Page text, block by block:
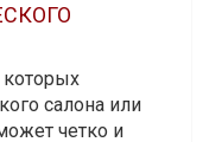
которых
салона или
четко и